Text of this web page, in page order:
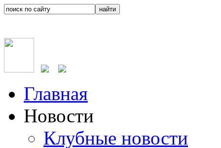
Главная
Новости
Клубные новости